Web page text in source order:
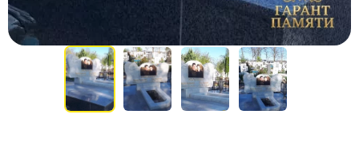
Семейные памятники ( памятники на двоих )
Памятники в форме креста
Зеркальные памятники
Памятники из белого мрамора Коелга
Креативные памятники